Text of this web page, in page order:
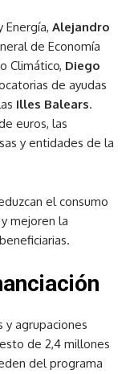
Energía, Alejandro
de Economía
Climático, Diego
de ayudas
Illes Balears.
euros, las
y entidades de la
el consumo
mejoren la
y agrupaciones
de 2,4 millones
del programa